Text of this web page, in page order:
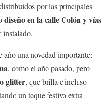
distribuidos por las principales
diseño en la calle Colón y vías
instalado.
año una novedad importante:
, como el año pasado, pero
glitter, que brilla e incluso
un toque festivo extra